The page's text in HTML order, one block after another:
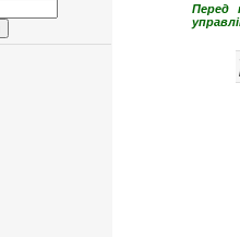
Перед